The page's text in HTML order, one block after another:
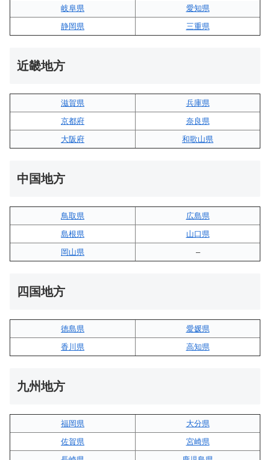
岐阜県
愛知県
静岡県
三重県
近畿地方
滋賀県
兵庫県
京都府
奈良県
大阪府
和歌山県
中国地方
鳥取県
広島県
島根県
山口県
岡山県
–
四国地方
徳島県
愛媛県
香川県
高知県
九州地方
福岡県
大分県
佐賀県
宮崎県